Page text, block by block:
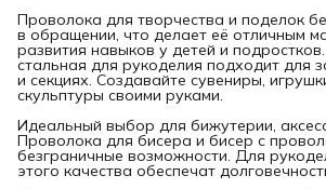
Проволока для творчества и поделок
в обращении, что делает её отличным
развития навыков у детей и
стальная для рукоделия подходит для
и секциях. Создавайте сувениры,
скульптуры своими руками.
Идеальный выбор для бижутерии,
Проволока для бисера и бисер с
безграничные возможности. Для
этого качества обеспечат